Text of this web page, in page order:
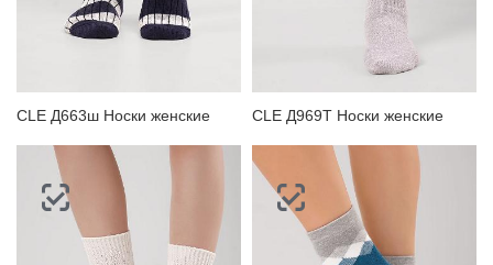
CLE Д663ш Носки женские CLE Д969Т Носки женские